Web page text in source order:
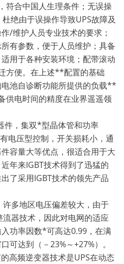
符合中国人生理条件；无误操
绝由于误操作导致UPS故障及
/维护人员专业技术的要求；
有参数，便于人员维护；具备
用于各种安装环境；配带滚动
方便。在上述**配置的基础
池自诊断功能所提供的负载**
供电时间的精度在业界遥遥领
，集双*型晶体管和功率
电压型控制，开关损耗小，通
容量大等优点，很适合用于大
年来IGBT技术得到了迅猛的
了采用IGBT技术的领先产品
多地区电压偏差较大，由于
器技术，因此对电网的适应
功率因数*可高达0.99，在满
可达到（－23%～+27%）。
高频逆变器技术是UPS在动态